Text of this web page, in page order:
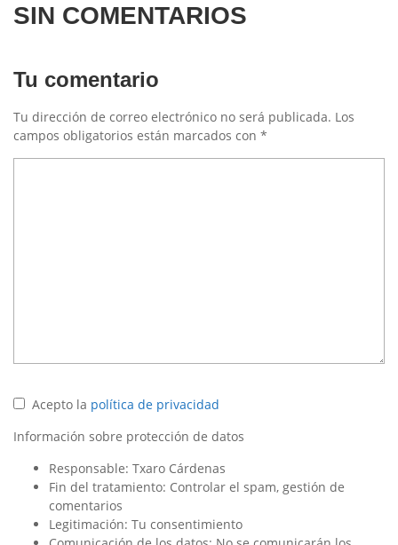
SIN COMENTARIOS
Tu comentario
Tu dirección de correo electrónico no será publicada. Los
campos obligatorios están marcados con *
Acepto la política de privacidad
Información sobre protección de datos
Responsable: Txaro Cárdenas
Fin del tratamiento: Controlar el spam, gestión de
comentarios
Legitimación: Tu consentimiento